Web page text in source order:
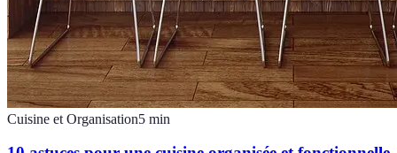
Cuisine et Organisation5 min